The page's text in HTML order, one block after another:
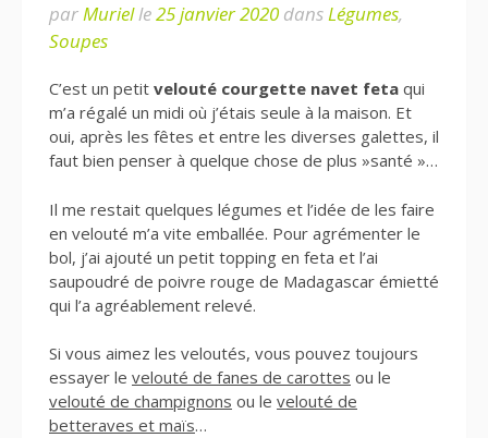
parMurielle25 janvier 2020 dansLégumes,
Soupes
C’est un petit velouté courgette navet feta qui
m’a régalé un midi où j’étais seule à la maison. Et
oui, après les fêtes et entre les diverses galettes, il
faut bien penser à quelque chose de plus »santé »…
Il me restait quelques légumes et l’idée de les faire
en velouté m’a vite emballée. Pour agrémenter le
bol, j’ai ajouté un petit topping en feta et l’ai
saupoudré de poivre rouge de Madagascar émietté
qui l’a agréablement relevé.
Si vous aimez les veloutés, vous pouvez toujours
essayer le velouté de fanes de carottes ou le
velouté de champignons ou le velouté de
betteraves et maïs…